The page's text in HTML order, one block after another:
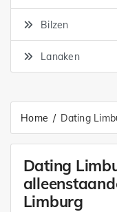
Bilzen
Lanaken
Home Dating
Dating
Limburg